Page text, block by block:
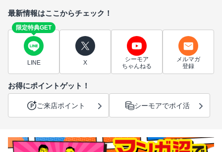
最新情報はここからチェック！
限定特典GET
LINE X
シーモア
ちゃんねる
メルマガ
登録
お得にポイントゲット！
ご来店ポイント シーモアでポイ活